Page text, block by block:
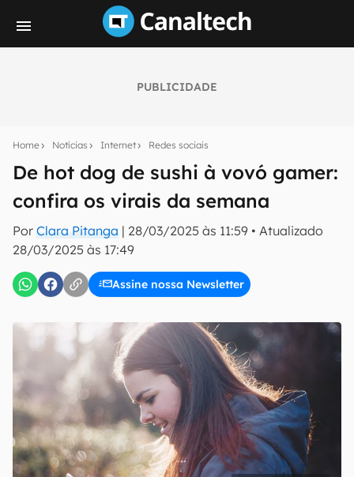
PUBLICIDADE
Home Notícias Internet Redes sociais
De hot dog de sushi à vovó gamer:
confira os virais da semana
Por Clara Pitanga | 28/03/2025 às 11:59 • Atualizado
28/03/2025 às 17:49
Assine nossa Newsletter
notícias e reviews sobre tecnologia em primeira
mão.
E-mail
Uso e Política de Privacidade do Canaltech.